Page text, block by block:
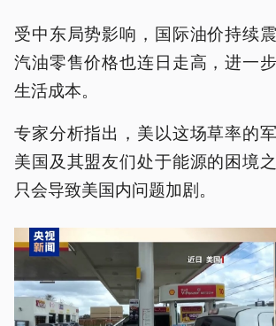
受中东局势影响，国际油价持续
汽油零售价格也连日走高，进一
生活成本。
专家分析指出，美以这场草率的
美国及其盟友们处于能源的困境
只会导致美国内问题加剧。